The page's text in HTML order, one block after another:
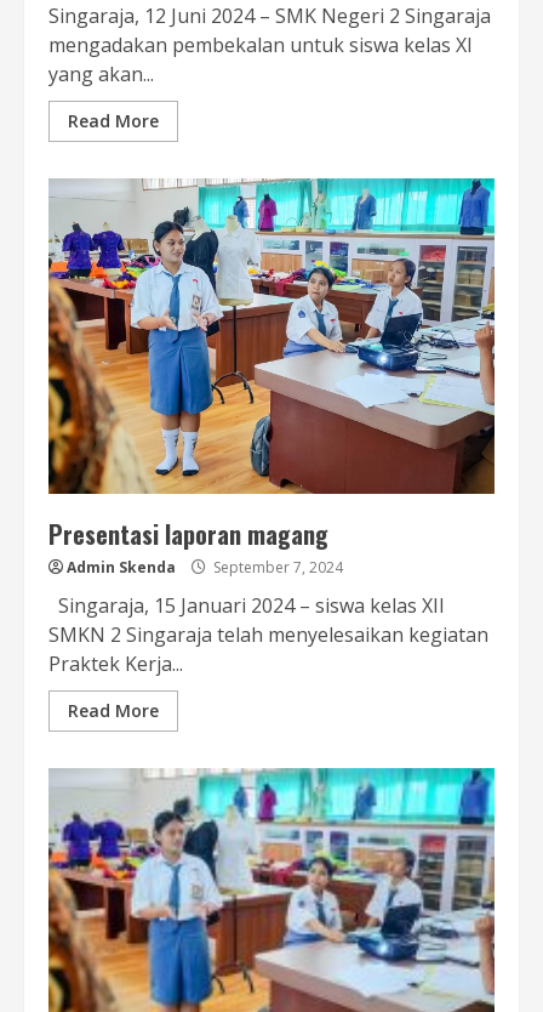
Singaraja, 12 Juni 2024 – SMK Negeri 2 Singaraja
mengadakan pembekalan untuk siswa kelas XI
yang akan...
Read More
Presentasi laporan magang
Admin Skenda September 7, 2024
Singaraja, 15 Januari 2024 – siswa kelas XII
SMKN 2 Singaraja telah menyelesaikan kegiatan
Praktek Kerja...
Read More